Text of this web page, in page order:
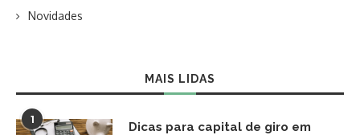
Novidades
MAIS LIDAS
1
Dicas para capital de giro em